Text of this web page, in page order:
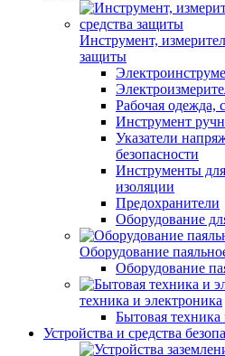
Инструмент,
защиты
Рабочая одежда,
Инструмент
Указатели
безопасности
Инструменты
изоляции
Предохранители
Оборудование
Оборудование
Оборудование
техника и электроника
Бытовая техника
Устройства и средства